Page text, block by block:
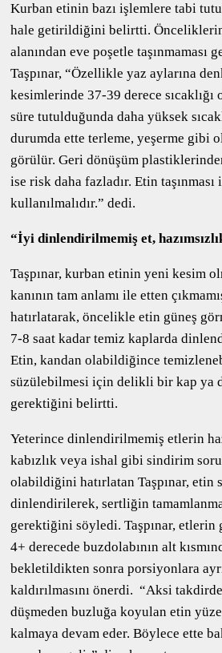
Kurban etinin bazı işlemlere tabi
hale getirildiğini belirtti.
alanından eve poşetle taşınmaması
Taşpınar, “Özellikle yaz aylarına
kesimlerinde 37-39 derece sıcaklığı
süre tutulduğunda daha yüksek
durumda ette terleme, yeşerme gibi
görülür. Geri dönüşüm
ise risk daha fazladır. Etin
kullanılmalıdır.” dedi.
“İyi dinlendirilmemiş et,
Taşpınar, kurban etinin yeni kesim
kanının tam anlamı ile etten
hatırlatarak, öncelikle etin güneş
7-8 saat kadar temiz kaplarda
Etin, kandan olabildiğince
süzülebilmesi için delikli bir kap ya
gerektiğini belirtti.
Yeterince dinlendirilmemiş etlerin
kabızlık veya ishal gibi sindirim
olabildiğini hatırlatan Taşpınar, etin
dinlendirilerek, sertliğin
gerektiğini söyledi. Taşpınar, etlerin
4+ derecede buzdolabının alt
bekletildikten sonra porsiyonlara
kaldırılmasını önerdi. “Aksi
düşmeden buzluğa koyulan etin
kalmaya devam eder. Böylece ette